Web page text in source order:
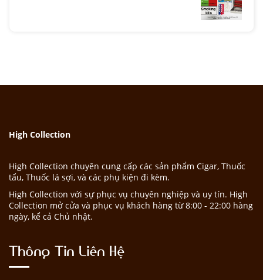
High Collection
High Collection chuyên cung cấp các sản phẩm Cigar, Thuốc
tẩu, Thuốc lá sợi, và các phụ kiện đi kèm.
High Collection với sự phục vụ chuyên nghiệp và uy tín. High
Collection mở cửa và phục vụ khách hàng từ 8:00 - 22:00 hàng
ngày, kể cả Chủ nhật.
Thông Tin Liên Hệ